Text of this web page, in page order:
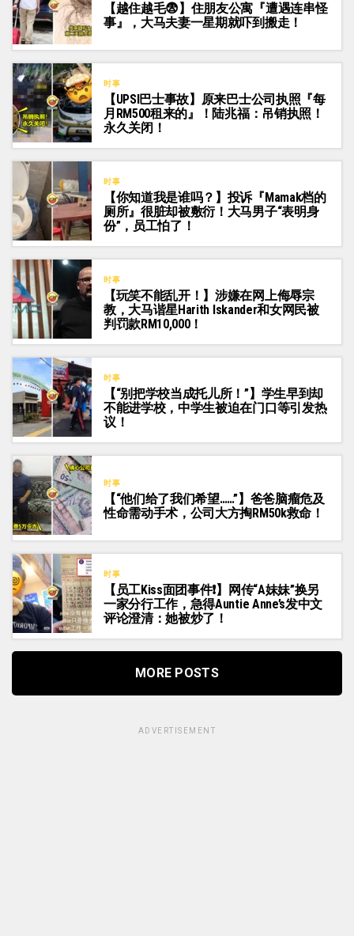
【越住越毛😨】住朋友公寓『遭遇连串怪
事』，大马夫妻一星期就吓到搬走！
时事
【UPSI巴士事故】原来巴士公司执照『每
月RM500租来的』！陆兆福：吊销执照！
永久关闭！
时事
【你知道我是谁吗？】投诉『Mamak档的
厕所』很脏却被敷衍！大马男子“表明身
份”，员工怕了！
时事
【玩笑不能乱开！】涉嫌在网上侮辱宗
教，大马谐星Harith Iskander和女网民被
判罚款RM10,000！
时事
【“别把学校当成托儿所！”】学生早到却
不能进学校，中学生被迫在门口等引发热
议！
时事
【“他们给了我们希望……”】爸爸脑瘤危及
性命需动手术，公司大方掏RM50k救命！
时事
【员工Kiss面团事件❗】网传“A妹妹”换另
一家分行工作，急得Auntie Anne’s发中文
评论澄清：她被炒了！
MORE POSTS
ADVERTISEMENT